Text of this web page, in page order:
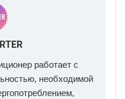
работает с
необходимой